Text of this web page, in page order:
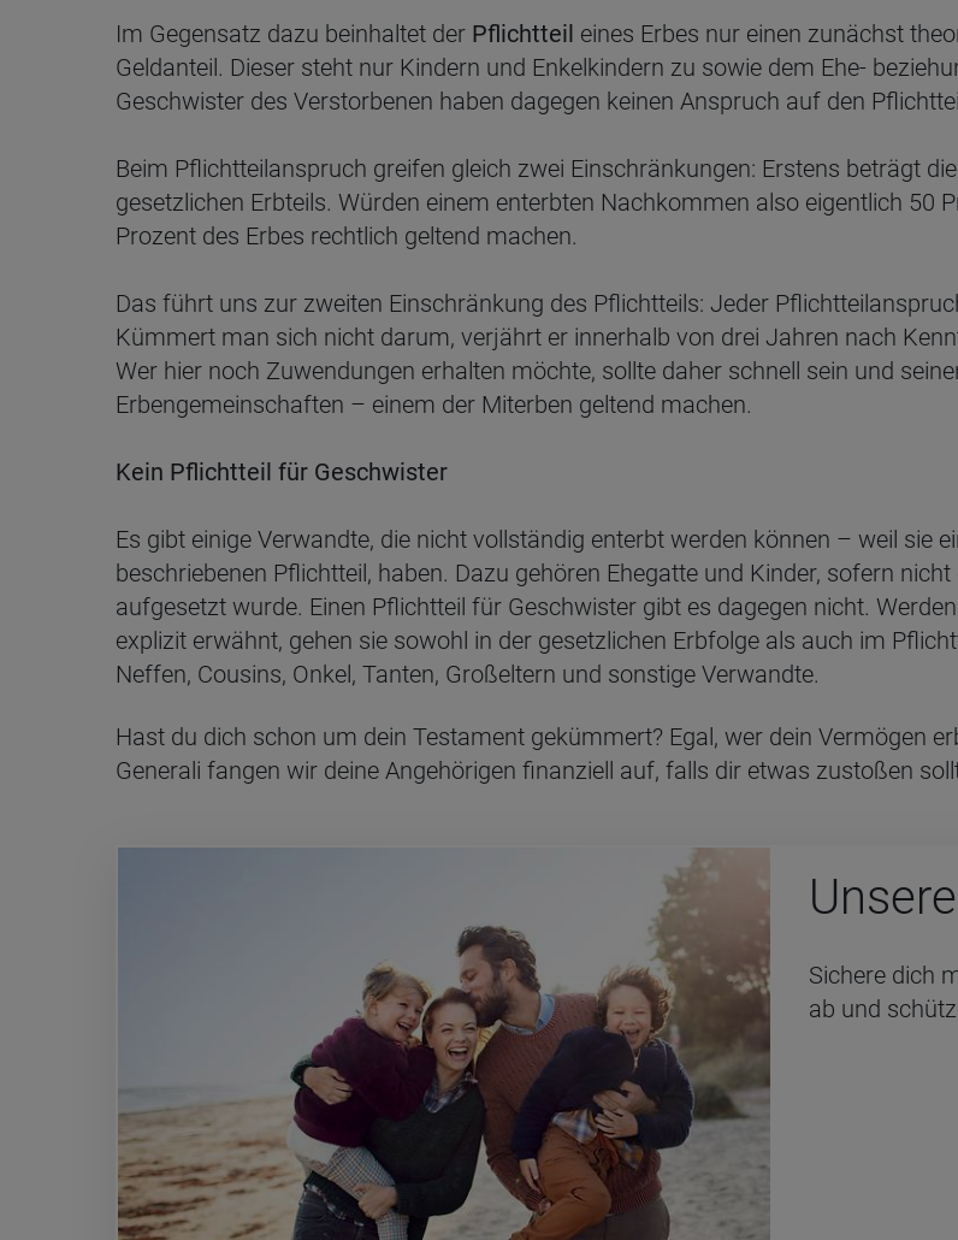
Im Gegensatz dazu beinhaltet der Pflichtteil eines Erbes nur einen zunächst
Geldanteil. Dieser steht nur Kindern und Enkelkindern zu sowie dem Ehe-
Geschwister des Verstorbenen haben dagegen keinen Anspruch auf den
Beim Pflichtteilanspruch greifen gleich zwei Einschränkungen: Erstens beträgt
gesetzlichen Erbteils. Würden einem enterbten Nachkommen also eigentlich 50
Prozent des Erbes rechtlich geltend machen.
Das führt uns zur zweiten Einschränkung des Pflichtteils: Jeder
Kümmert man sich nicht darum, verjährt er innerhalb von drei Jahren nach
Wer hier noch Zuwendungen erhalten möchte, sollte daher schnell sein und
Erbengemeinschaften – einem der Miterben geltend machen.
Kein Pflichtteil für Geschwister
Es gibt einige Verwandte, die nicht vollständig enterbt werden können – weil sie
beschriebenen Pflichtteil, haben. Dazu gehören Ehegatte und Kinder, sofern
aufgesetzt wurde. Einen Pflichtteil für Geschwister gibt es dagegen nicht.
explizit erwähnt, gehen sie sowohl in der gesetzlichen Erbfolge als auch im
Neffen, Cousins, Onkel, Tanten, Großeltern und sonstige Verwandte.
Hast du dich schon um dein Testament gekümmert? Egal, wer dein Vermögen
Generali fangen wir deine Angehörigen finanziell auf, falls dir etwas zustoßen
Sichere dich
ab und